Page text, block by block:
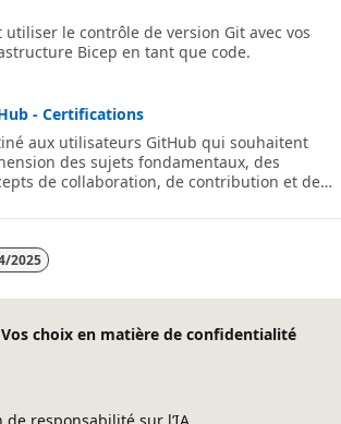
utiliser le contrôle de version Git avec vos
Bicep en tant que code.
- Certifications
aux utilisateurs GitHub qui souhaitent
des sujets fondamentaux, des
de collaboration, de contribution et de
2025
Vos choix en matière de confidentialité